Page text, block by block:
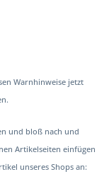
Warnhinweise jetzt
und bloß nach und
Artikelseiten einfügen
unseres Shops an: